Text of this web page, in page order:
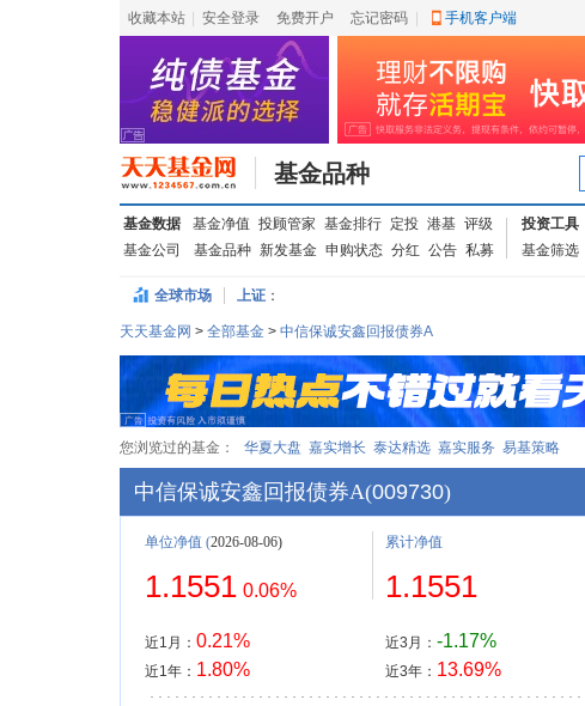
收藏本站 安全登录 免费开户 忘记密码 手机客户端
基金品种
基金数据 基金净值 投顾管家 基金排行 定投 港基 评级
基金公司
基金品种 新发基金 申购状态 分红 公告 私募
投资工具
基金筛选
全球市场 上证：
天天基金网 > 全部基金 > 中信保诚安鑫回报债券A
您浏览过的基金： 华夏大盘 嘉实增长 泰达精选 嘉实服务 易基策略
中信保诚安鑫回报债券A(009730)
单位净值 (2026-08-06)
1.1551 0.06%
近1月： 0.21%
近1年： 1.80%
累计净值
1.1551
近3月： -1.17%
近3年： 13.69%